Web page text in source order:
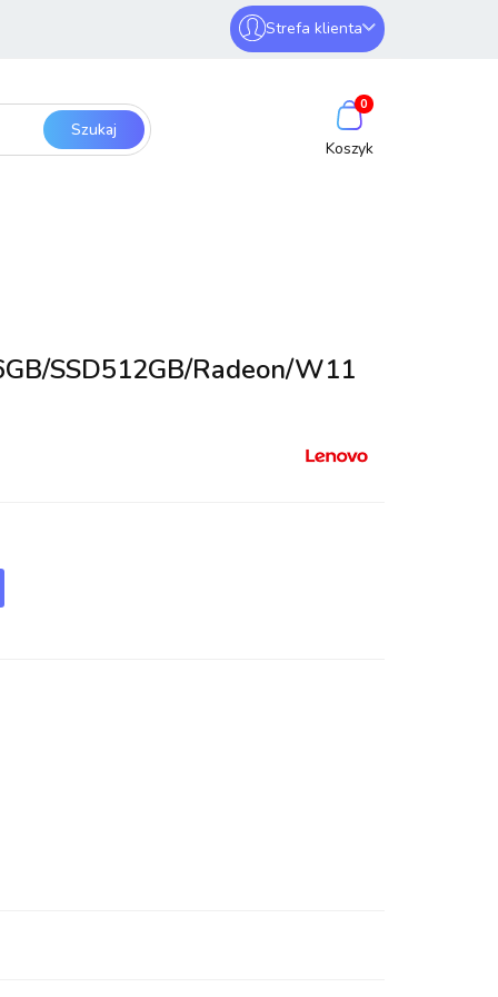
Strefa klienta
Zaloguj się
Zarejestruj się
Dodaj zgłoszenie
0
SSD512GB/Radeon/W11